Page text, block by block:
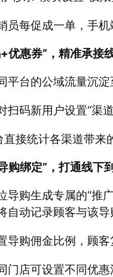
员每促成一单，手
优惠券”，精准承接
平台的公域流量沉淀
扫码新用户设置“渠
直接统计各渠道带来
购绑定”，打通线下
导购生成专属的“推
自动记录顾客与该导
导购佣金比例，顾
门店可设置不同优